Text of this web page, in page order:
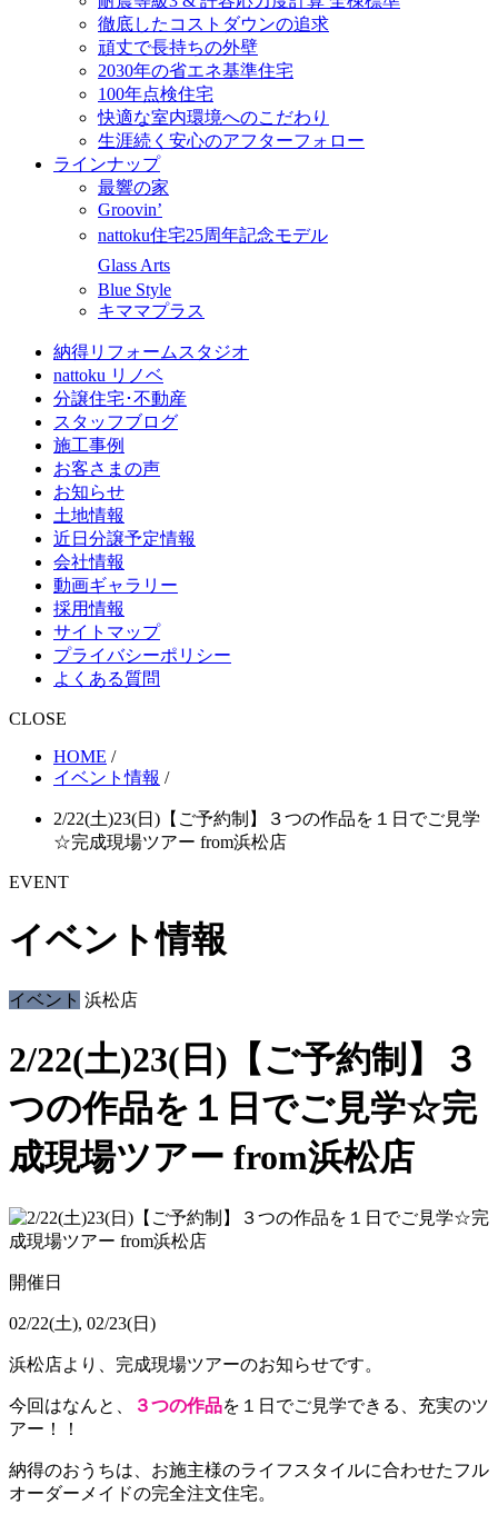
徹底したコストダウンの追求
頑丈で長持ちの外壁
2030年の省エネ基準住宅
100年点検住宅
快適な室内環境へのこだわり
生涯続く安心のアフターフォロー
ラインナップ
最響の家
Groovin’
nattoku住宅25周年記念モデル
Glass Arts
Blue Style
キママプラス
納得リフォームスタジオ
nattoku リノベ
分譲住宅･不動産
スタッフブログ
施工事例
お客さまの声
お知らせ
土地情報
近日分譲予定情報
会社情報
動画ギャラリー
採用情報
サイトマップ
プライバシーポリシー
よくある質問
CLOSE
HOME /
イベント情報 /
2/22(土)23(日)【ご予約制】３つの作品を１日でご見学
☆完成現場ツアー from浜松店
EVENT
イベント情報
イベント 浜松店
2/22(土)23(日)【ご予約制】３
つの作品を１日でご見学☆完
成現場ツアー from浜松店
開催日
02/22(土), 02/23(日)
浜松店より、完成現場ツアーのお知らせです。
今回はなんと、 ３つの作品を１日でご見学できる、充実のツ
アー！！
納得のおうちは、 お施主様のライフスタイルに合わせたフル
オーダーメイドの完全注文住宅。